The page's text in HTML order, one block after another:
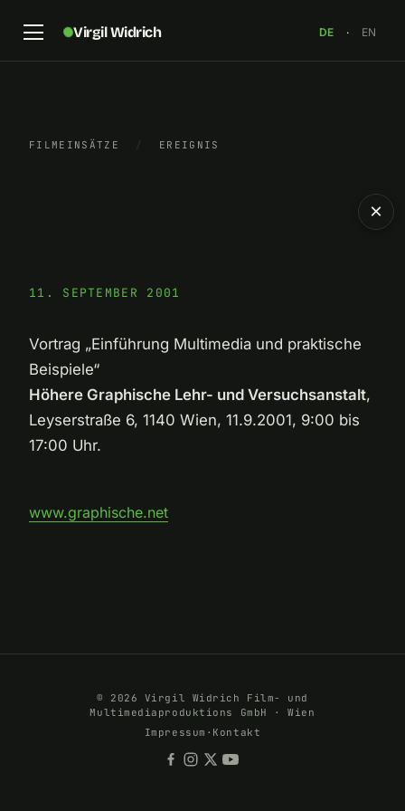
Virgil Widrich DE · EN
FILMEINSÄTZE / EREIGNIS
11. SEPTEMBER 2001
Vortrag „Einführung Multimedia und praktische
Beispiele“
Höhere Graphische Lehr- und Versuchsanstalt,
Leyserstraße 6, 1140 Wien, 11.9.2001, 9:00 bis
17:00 Uhr.
www.graphische.net
×
© 2026 Virgil Widrich Film- und
Multimediaproduktions GmbH · Wien
Impressum · Kontakt